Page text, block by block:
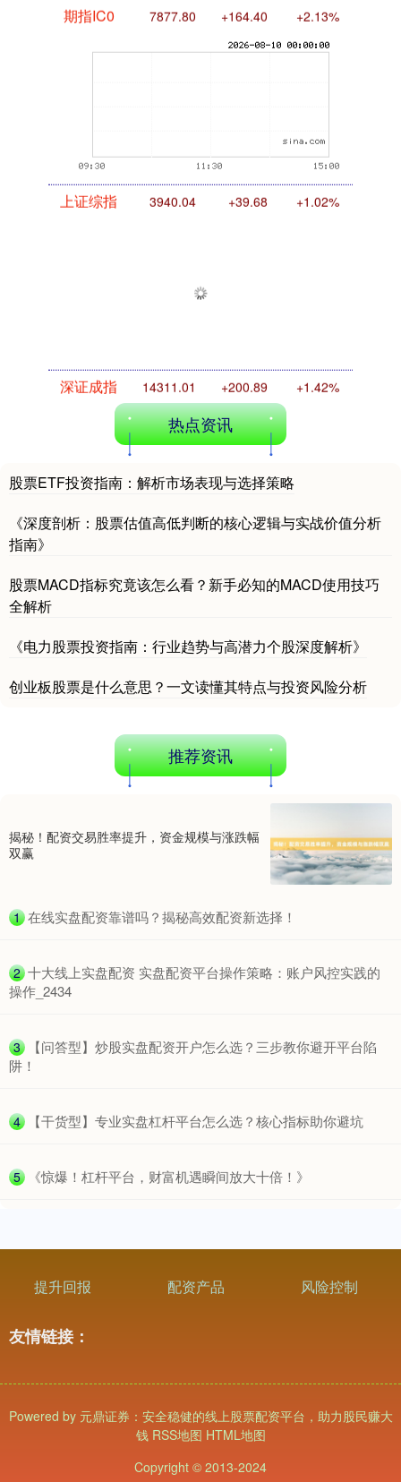
+164.40 +2.13%
深证成指 14311.01 +200.89
沪深300 4694.44 +43.13 +0.93%
1134.24 +11.37
创业板指 3563.12 +47.56 +1.35%
国债指数
热点资讯
股票ETF投资指南：解析市场表现与选择策略
《深度剖析：股票估值高低判断的核心逻辑与实战价值分析
指南》
股票MACD指标究竟该怎么看？新手必知的MACD使用技巧
全解析
《电力股票投资指南：行业趋势与高潜力个股深度解析》
创业板股票是什么意思？一文读懂其特点与投资风险分析
推荐资讯
揭秘！配资交易胜率提升，资金规模与涨跌幅
双赢
1 ​在线实盘配资靠谱吗？揭秘高效配资新选择！
2 ​十大线上实盘配资 实盘配资平台操作策略：账户风控实践的
操作_2434
3
​【问答型】炒股实盘配资开户怎么选？三步教你避开平台陷
阱！
4 ​【干货型】专业实盘杠杆平台怎么选？核心指标助你避坑
5 ​《惊爆！杠杆平台，财富机遇瞬间放大十倍！》
提升回报 配资产品 风险控制
友情链接：
Powered by 元鼎证券：安全稳健的线上股票配资平台，助力股民赚大
钱 RSS地图 HTML地图
Copyright © 2013-2024